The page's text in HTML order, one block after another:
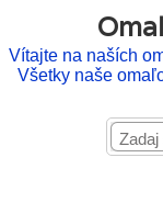
Vítajte na naších
Všetky naše